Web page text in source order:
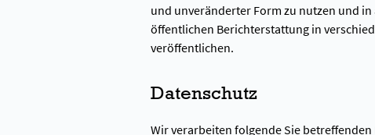
und unveränderter Form zu nutzen und
öffentlichen Berichterstattung in
veröffentlichen.
Datenschutz
Wir verarbeiten folgende Sie